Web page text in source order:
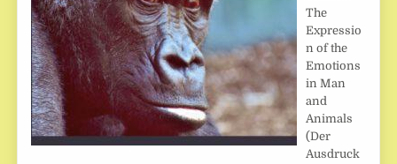
The
Expressio
n of the
Emotions
in Man
and
Animals
(Der
Ausdruck